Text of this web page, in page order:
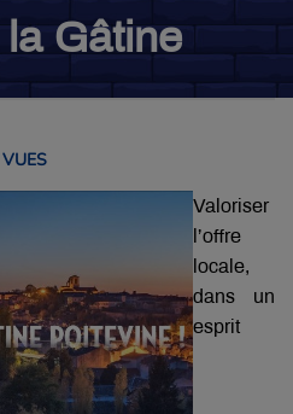
Gâtine
Valoriser
l’offre
locale,
dans un
esprit